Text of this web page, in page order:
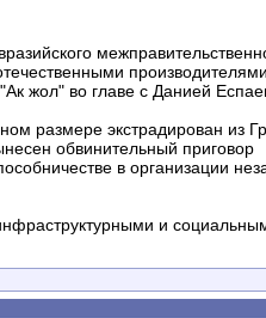
производителями
жол" во главе с Данией
размере экстрадирован из
обвинительный приговор
в организации
и